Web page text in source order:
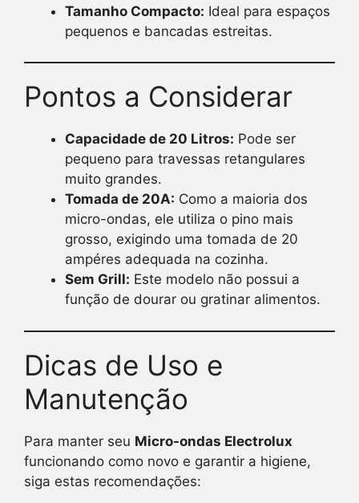
Tamanho Compacto: Ideal para espaços
pequenos e bancadas estreitas.
Pontos a Considerar
Capacidade de 20 Litros: Pode ser
pequeno para travessas retangulares
muito grandes.
Tomada de 20A: Como a maioria dos
micro-ondas, ele utiliza o pino mais
grosso, exigindo uma tomada de 20
ampéres adequada na cozinha.
Sem Grill: Este modelo não possui a
função de dourar ou gratinar alimentos.
Dicas de Uso e
Manutenção
Para manter seu Micro-ondas Electrolux
funcionando como novo e garantir a higiene,
siga estas recomendações: